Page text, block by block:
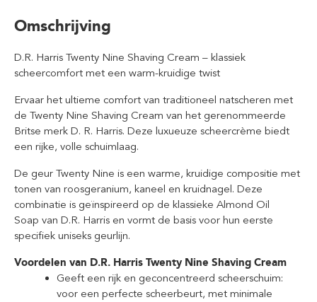
Omschrijving
D.R. Harris Twenty Nine Shaving Cream – klassiek
scheercomfort met een warm-kruidige twist
Ervaar het ultieme comfort van traditioneel natscheren met
de Twenty Nine Shaving Cream van het gerenommeerde
Britse merk D. R. Harris. Deze luxueuze scheercrème biedt
een rijke, volle schuimlaag.
De geur Twenty Nine is een warme, kruidige compositie met
tonen van roosgeranium, kaneel en kruidnagel. Deze
combinatie is geïnspireerd op de klassieke Almond Oil
Soap van D.R. Harris en vormt de basis voor hun eerste
specifiek uniseks geurlijn.
Voordelen van D.R. Harris Twenty Nine Shaving Cream
Geeft een rijk en geconcentreerd scheerschuim:
voor een perfecte scheerbeurt, met minimale